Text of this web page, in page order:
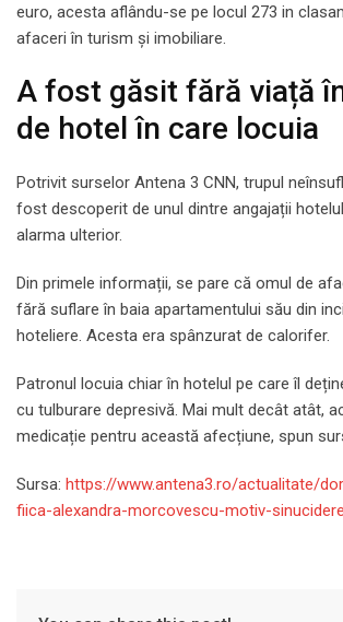
euro, acesta aflându-se pe locul 273 in
afaceri în turism și imobiliare.
A fost găsit fără viață
de hotel în care locuia
Potrivit surselor Antena 3 CNN, trupul
fost descoperit de unul dintre angajații
alarma ulterior.
Din primele informații, se pare că omul de
fără suflare în baia apartamentului său din
hoteliere. Acesta era spânzurat de calorifer.
Patronul locuia chiar în hotelul pe care îl
cu tulburare depresivă. Mai mult decât atât,
medicație pentru această afecțiune, spun
Sursa: https://www.antena3.ro/actualitate/
fiica-alexandra-morcovescu-motiv-